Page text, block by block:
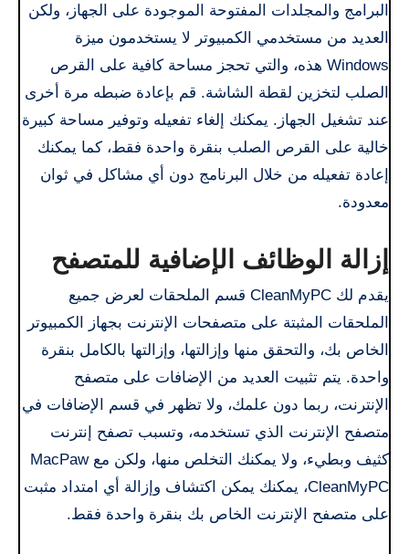
البرامج والمجلدات المفتوحة الموجودة على الجهاز، ولكن
العديد من مستخدمي الكمبيوتر لا يستخدمون ميزة
Windows هذه، والتي تحجز مساحة كافية على القرص
الصلب لتخزين لقطة الشاشة. قم بإعادة ضبطه مرة أخرى
عند تشغيل الجهاز. يمكنك إلغاء تفعيله وتوفير مساحة كبيرة
خالية على القرص الصلب بنقرة واحدة فقط، كما يمكنك
إعادة تفعيله من خلال البرنامج دون أي مشاكل في ثوان
معدودة.
إزالة الوظائف الإضافية للمتصفح
يقدم لك CleanMyPC قسم الملحقات لعرض جميع
الملحقات المثبتة على متصفحات الإنترنت بجهاز الكمبيوتر
الخاص بك، والتحقق منها وإزالتها، وإزالتها بالكامل بنقرة
واحدة. يتم تثبيت العديد من الإضافات على متصفح
الإنترنت، ربما دون علمك، ولا تظهر في قسم الإضافات في
متصفح الإنترنت الذي تستخدمه، وتسبب تصفح إنترنت
كثيف وبطيء، ولا يمكنك التخلص منها، ولكن مع MacPaw
CleanMyPC، يمكنك يمكن اكتشاف وإزالة أي امتداد مثبت
على متصفح الإنترنت الخاص بك بنقرة واحدة فقط.